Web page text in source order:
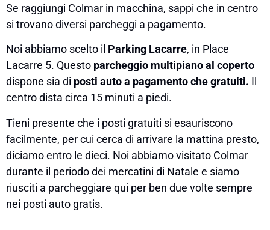
Se raggiungi Colmar in macchina, sappi che in centro
si trovano diversi parcheggi a pagamento.
Noi abbiamo scelto il Parking Lacarre, in Place
Lacarre 5. Questo parcheggio multipiano al coperto
dispone sia di posti auto a pagamento che gratuiti. Il
centro dista circa 15 minuti a piedi.
Tieni presente che i posti gratuiti si esauriscono
facilmente, per cui cerca di arrivare la mattina presto,
diciamo entro le dieci. Noi abbiamo visitato Colmar
durante il periodo dei mercatini di Natale e siamo
riusciti a parcheggiare qui per ben due volte sempre
nei posti auto gratis.